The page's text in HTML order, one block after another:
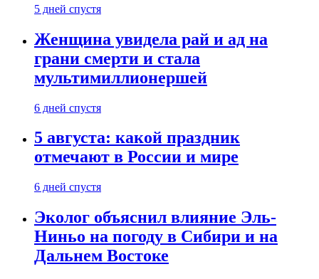
5 дней спустя
Женщина увидела рай и ад на
грани смерти и стала
мультимиллионершей
6 дней спустя
5 августа: какой праздник
отмечают в России и мире
6 дней спустя
Эколог объяснил влияние Эль-
Ниньо на погоду в Сибири и на
Дальнем Востоке